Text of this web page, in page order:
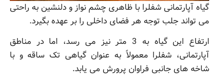
گیاه آپارتمانی شفلرا با ظاهری چشم نواز و دلنشین به راحتی
می تواند جلب توجه هر فضای داخلی را بر عهده بگیرد.
ارتفاع این گیاه به 3 متر نیز می رسد، اما در مناطق
آپارتمانی، شفلرا معمولاً به عنوان گیاهی تک ساقه و با
شاخه های جانبی فراوان پرورش می یابد.